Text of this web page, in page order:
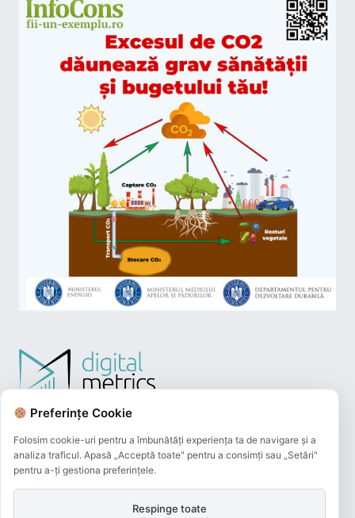
Preferințe Cookie
Folosim cookie-uri pentru a îmbunătăți experiența ta de navigare și a
analiza traficul. Apasă „Acceptă toate" pentru a consimți sau „Setări"
pentru a-ți gestiona preferințele.
Respinge toate